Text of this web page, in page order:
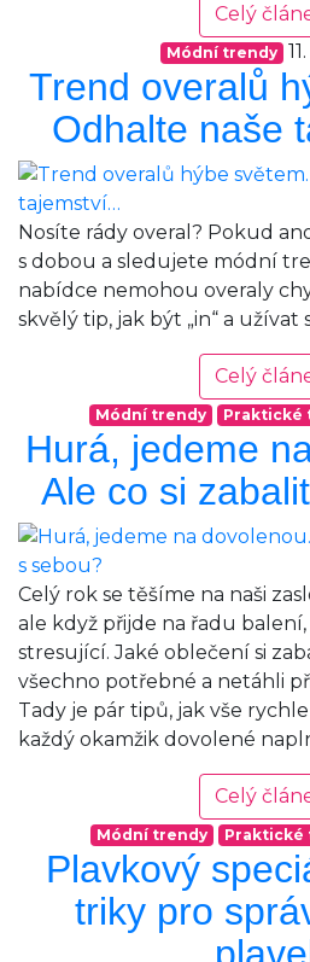
Celý
Módní trendy
Trend overalů
Odhalte naše
Nosíte rády overal? Pokud
s dobou a sledujete módní
nabídce nemohou overaly
skvělý tip, jak být „in“ a
Celý
Módní trendy Praktické
Hurá, jedeme
Ale co si
Celý rok se těšíme na naši
ale když přijde na řadu
stresující. Jaké oblečení si
všechno potřebné a netáhli
Tady je pár tipů, jak vše
každý okamžik dovolené
Celý
Módní trendy Praktické
Plavkový
triky pro